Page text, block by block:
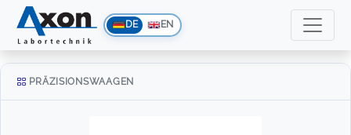
DE EN
PRÄZISIONSWAAGEN